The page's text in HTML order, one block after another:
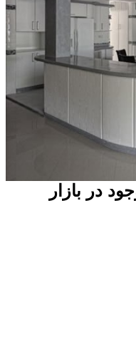
در بازار